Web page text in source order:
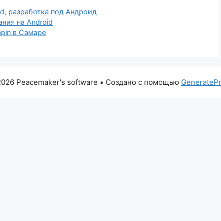
, разработка под Андроид
на Android
в Самаре
Peacemaker's software • Создано с помощью